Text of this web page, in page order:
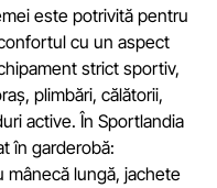
este potrivită pentru
cu un aspect
strict sportiv,
plimbări, călătorii,
active. În Sportlandia
în garderobă:
mânecă lungă, jachete